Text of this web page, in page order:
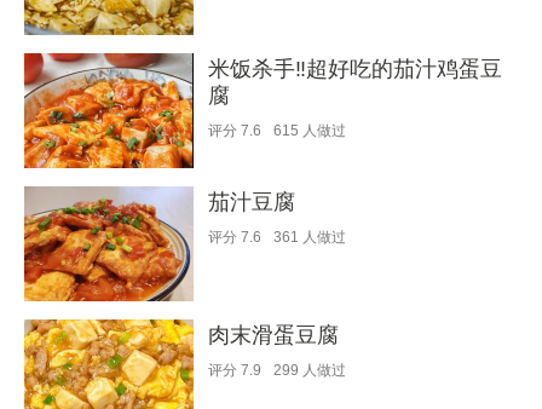
米饭杀手‼️超好吃的茄汁鸡蛋豆
腐
评分 7.6 615 人做过
茄汁豆腐
评分 7.6 361 人做过
肉末滑蛋豆腐
评分 7.9 299 人做过